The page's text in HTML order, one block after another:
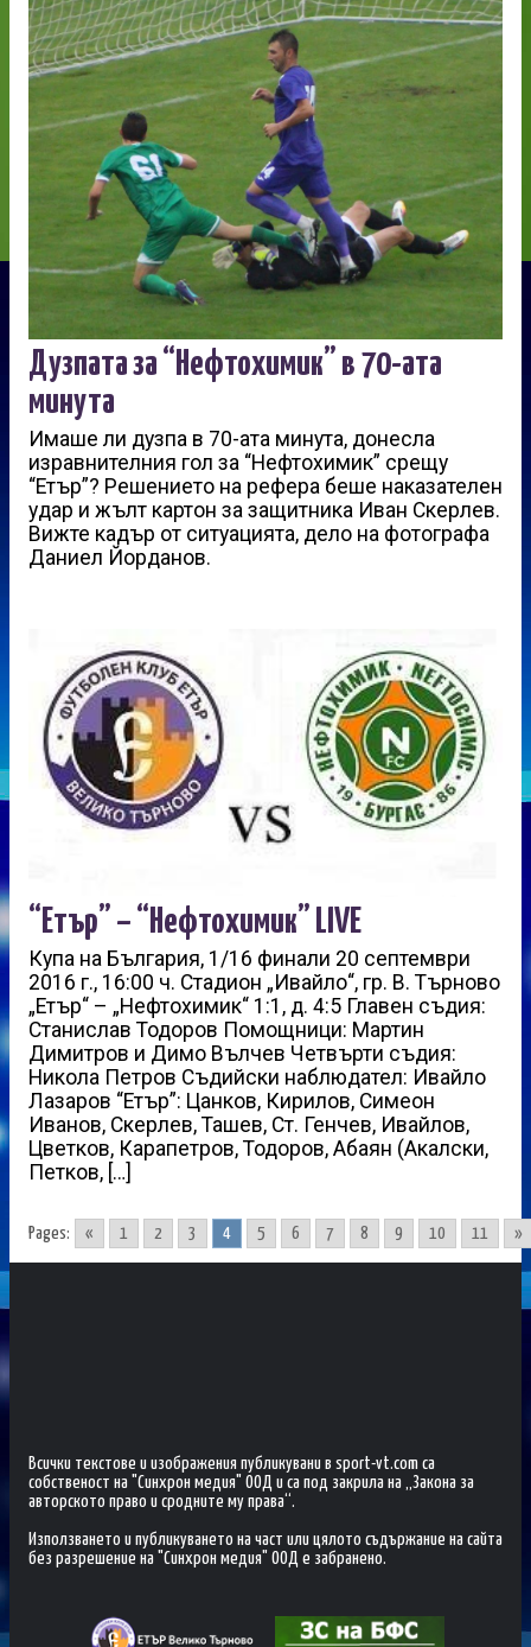
Дузпата за “Нефтохимик” в 70-ата
минута
Имаше ли дузпа в 70-ата минута, донесла
изравнителния гол за “Нефтохимик” срещу
“Етър”? Решението на рефера беше наказателен
удар и жълт картон за защитника Иван Скерлев.
Вижте кадър от ситуацията, дело на фотографа
Даниел Йорданов.
“Етър” – “Нефтохимик” LIVE
Купа на България, 1/16 финали 20 септември
2016 г., 16:00 ч. Стадион „Ивайло“, гр. В. Търново
„Етър“ – „Нефтохимик“ 1:1, д. 4:5 Главен съдия:
Станислав Тодоров Помощници: Мартин
Димитров и Димо Вълчев Четвърти съдия:
Никола Петров Съдийски наблюдател: Ивайло
Лазаров “Етър”: Цанков, Кирилов, Симеон
Иванов, Скерлев, Ташев, Ст. Генчев, Ивайлов,
Цветков, Карапетров, Тодоров, Абаян (Акалски,
Петков, […]
Pages: « 1 2 3 4 5 6 7 8 9 10 11 »
Всички текстове и изображения публикувани в sport-vt.com са
собственост на "Синхрон медия" ООД и са под закрила на „Закона за
авторското право и сродните му права“.
Използването и публикуването на част или цялото съдържание на сайта
без разрешение на "Синхрон медия" ООД е забранено.